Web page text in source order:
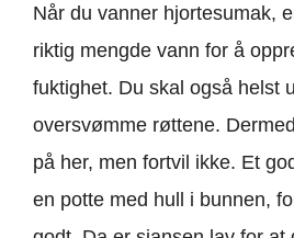
Når du vanner hjortesumak,
riktig mengde vann for å
fuktighet. Du skal også helst
oversvømme røttene.
på her, men fortvil ikke. Et
en potte med hull i bunnen,